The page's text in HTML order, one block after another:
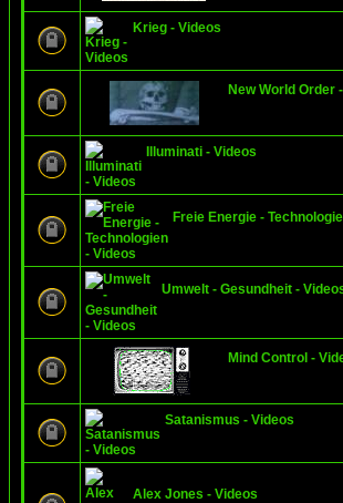
Krieg - Videos
New World Order
Illuminati - Videos
Freie Energie -
Umwelt - Gesundheit -
Mind Control -
Satanismus - Videos
Alex Jones - Videos